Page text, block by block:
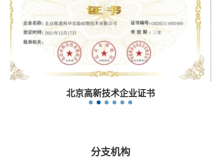
北京高新技术企业证书
分支机构